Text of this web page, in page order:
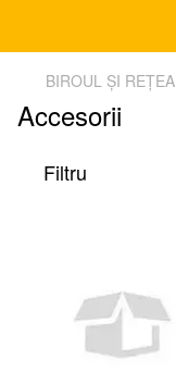
BIROUL ȘI REȚEA
Accesorii
Filtru